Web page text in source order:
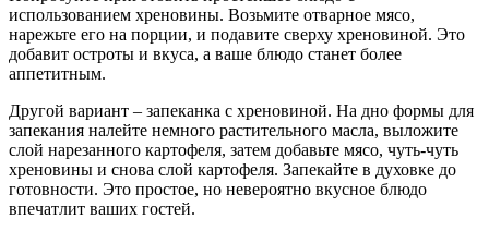
использованием хреновины. Возьмите отварное мясо,
нарежьте его на порции, и подавите сверху хреновиной. Это
добавит остроты и вкуса, а ваше блюдо станет более
аппетитным.
Другой вариант – запеканка с хреновиной. На дно формы для
запекания налейте немного растительного масла, выложите
слой нарезанного картофеля, затем добавьте мясо, чуть-чуть
хреновины и снова слой картофеля. Запекайте в духовке до
готовности. Это простое, но невероятно вкусное блюдо
впечатлит ваших гостей.